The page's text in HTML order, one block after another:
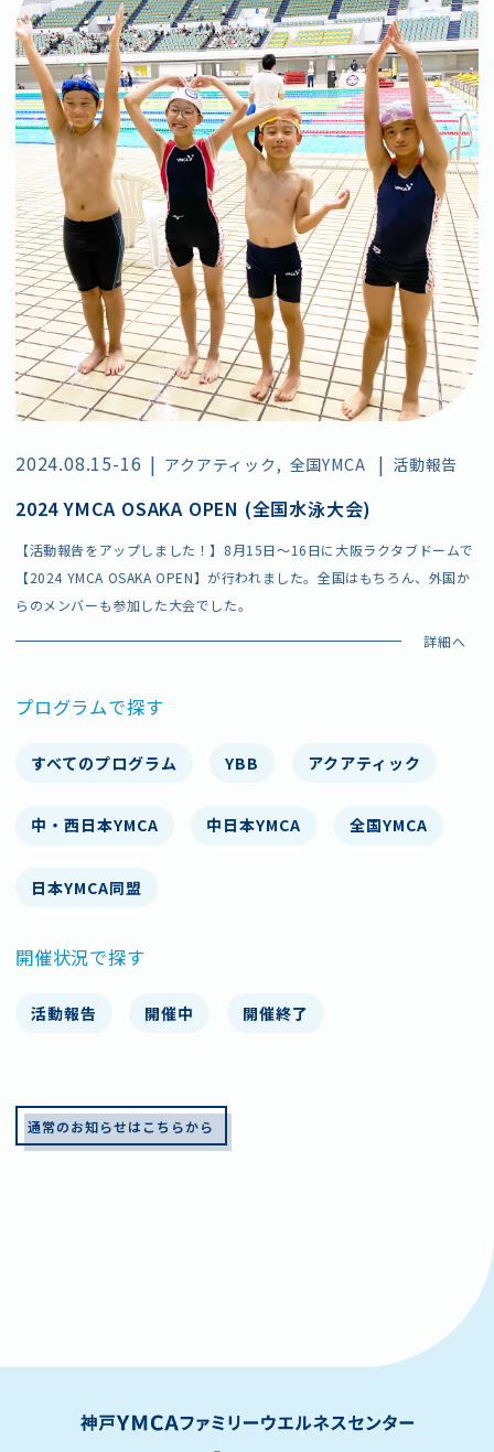
2024.08.15-16 | アクアティック 全国YMCA | 活動報告
2024 YMCA OSAKA OPEN (全国水泳大会)
【活動報告をアップしました！】8月15日〜16日に大阪ラクタブドームで
【2024 YMCA OSAKA OPEN】が行われました。全国はもちろん、外国か
らのメンバーも参加した大会でした。
プログラムで探す
すべてのプログラム YBB アクアティック
中・西日本YMCA 中日本YMCA 全国YMCA
日本YMCA同盟
開催状況で探す
活動報告 開催中 開催終了
通常のお知らせはこちらから